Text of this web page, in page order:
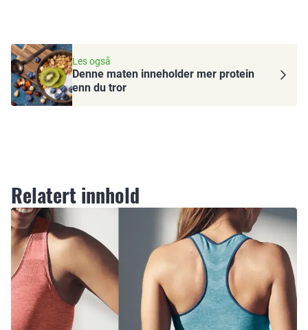
Les også
Denne maten inneholder mer protein
enn du tror
Relatert innhold